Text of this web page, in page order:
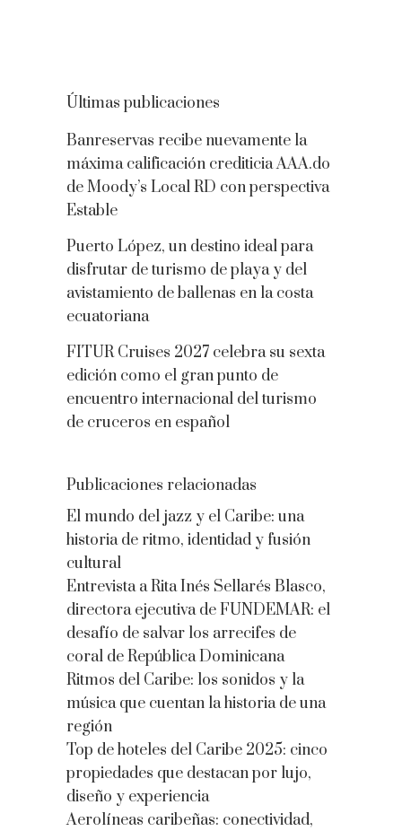
Últimas publicaciones
Banreservas recibe nuevamente la
máxima calificación crediticia AAA.do
de Moody’s Local RD con perspectiva
Estable
Puerto López, un destino ideal para
disfrutar de turismo de playa y del
avistamiento de ballenas en la costa
ecuatoriana
FITUR Cruises 2027 celebra su sexta
edición como el gran punto de
encuentro internacional del turismo
de cruceros en español
Publicaciones relacionadas
El mundo del jazz y el Caribe: una
historia de ritmo, identidad y fusión
cultural
Entrevista a Rita Inés Sellarés Blasco,
directora ejecutiva de FUNDEMAR: el
desafío de salvar los arrecifes de
coral de República Dominicana
Ritmos del Caribe: los sonidos y la
música que cuentan la historia de una
región
Top de hoteles del Caribe 2025: cinco
propiedades que destacan por lujo,
diseño y experiencia
Aerolíneas caribeñas: conectividad,